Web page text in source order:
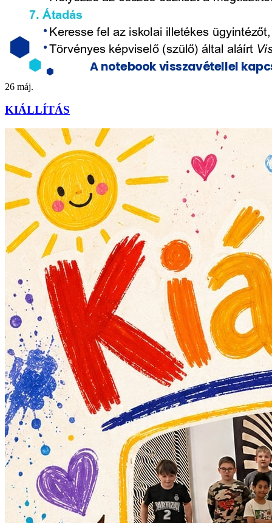
26 máj.
KIÁLLÍTÁS